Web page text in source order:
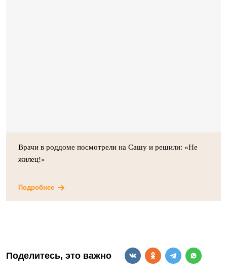
Врачи в роддоме посмотрели на Сашу и решили: «Не
жилец!»
Подробнее
Поделитесь, это важно